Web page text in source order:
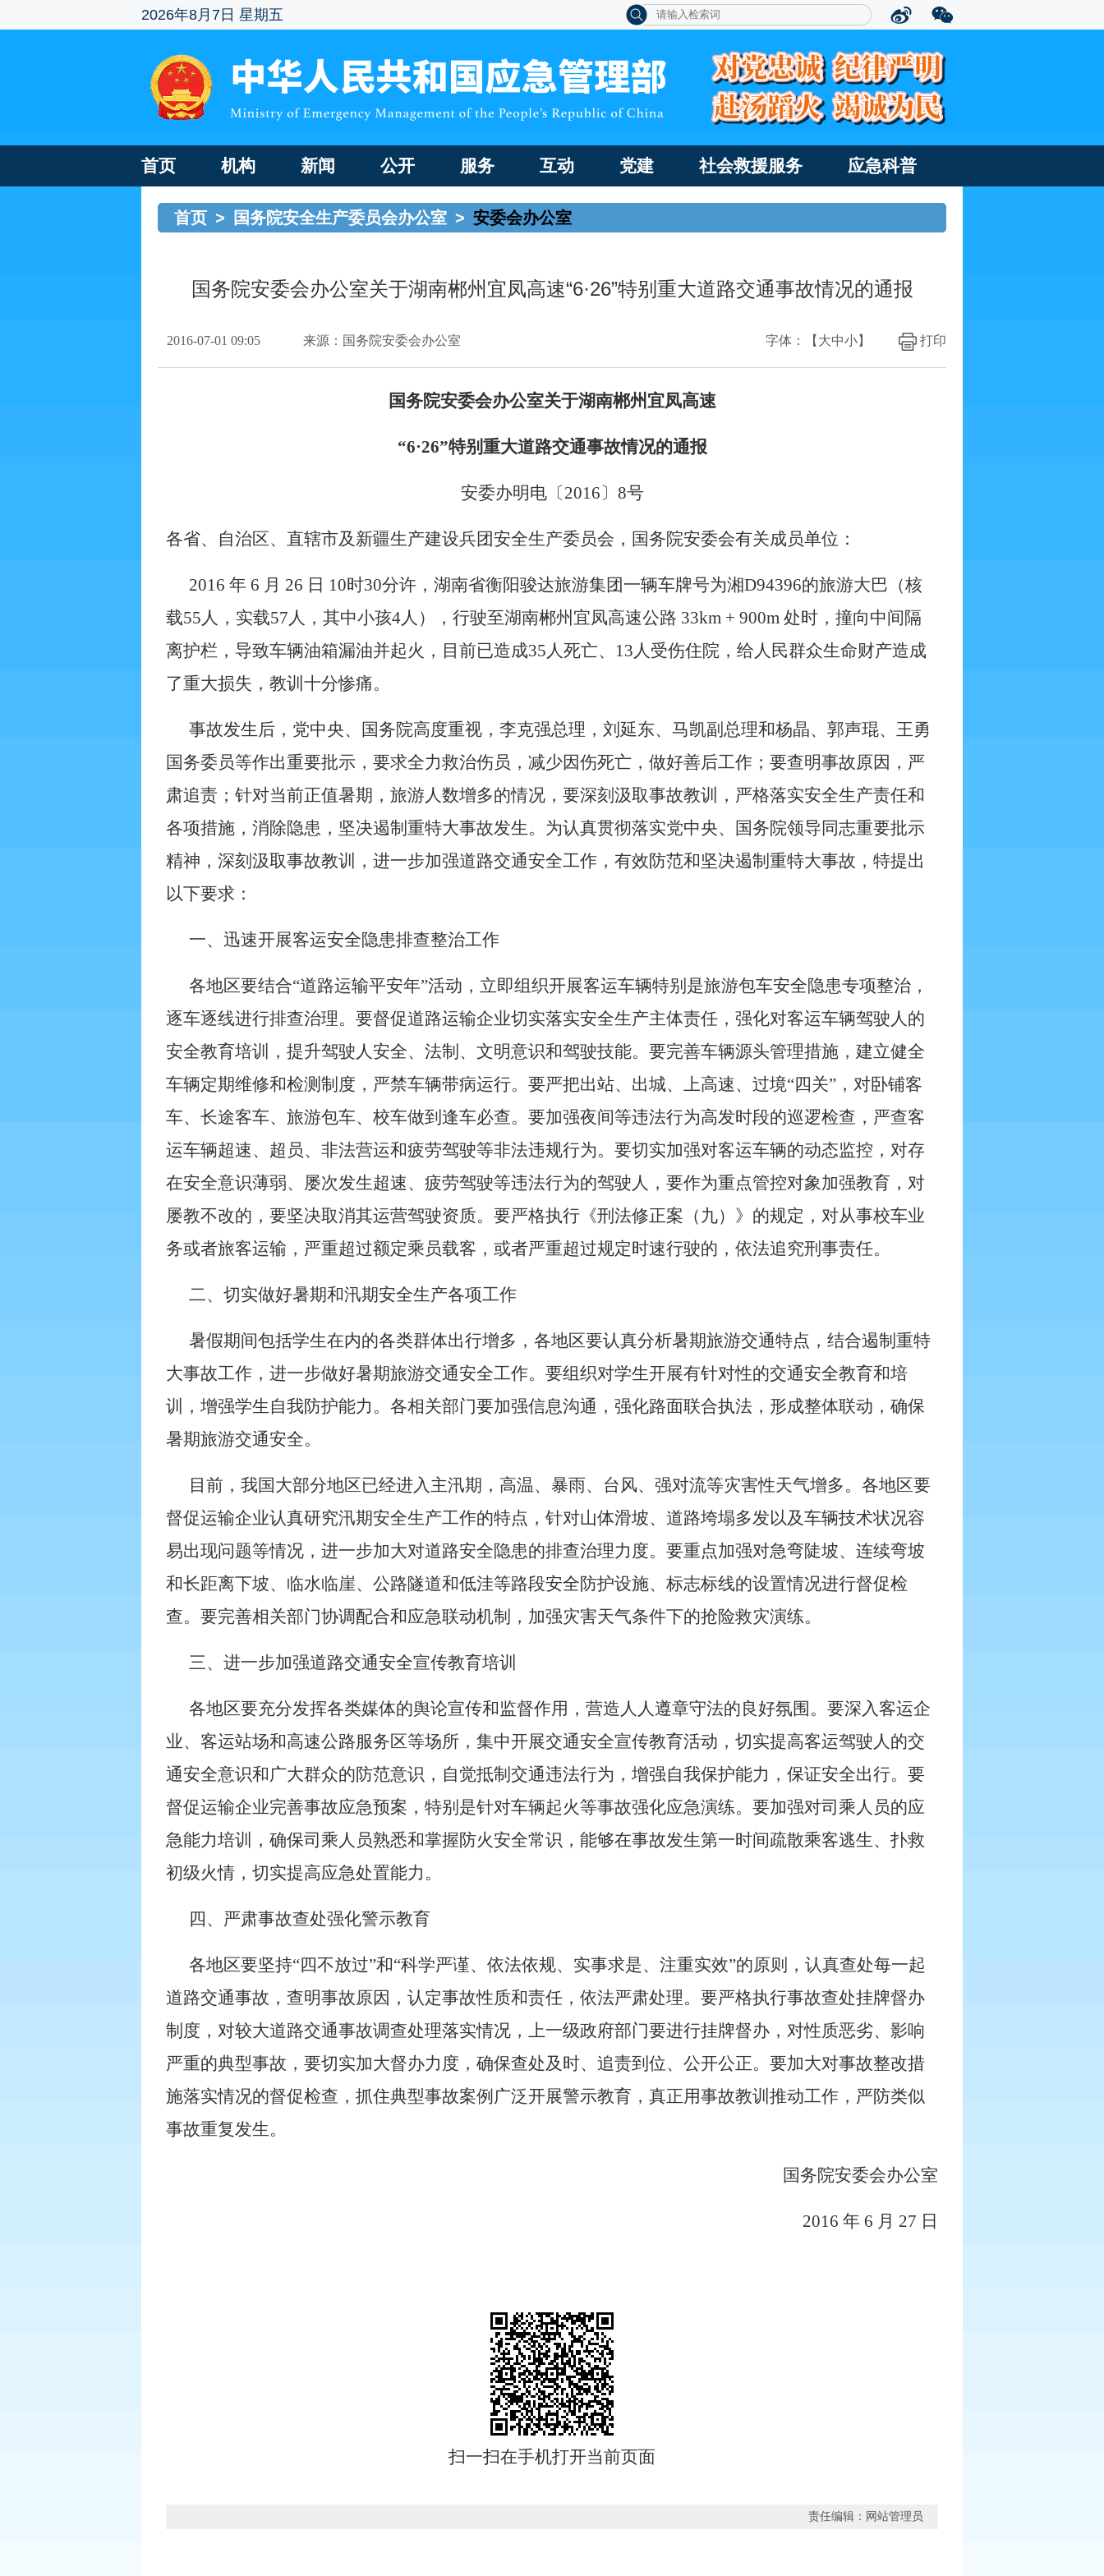
2026年8月7日 星期五
首页 机构 新闻 公开 服务 互动 党建 社会救援服务 应急科普
首页 > 国务院安全生产委员会办公室 > 安委会办公室
国务院安委会办公室关于湖南郴州宜凤高速“6·26”特别重大道路交通事故情况的通报
2016-07-01 09:05 来源：国务院安委会办公室 打印
字体：【 大中小】
国务院安委会办公室关于湖南郴州宜凤高速
“6·26”特别重大道路交通事故情况的通报
安委办明电〔2016〕 8号
各省、自治区、直辖市及新疆生产建设兵团安全生产委员会，国务院安委会有关成员单位：
2016 年 6 月 26 日 10时30分许，湖南省衡阳骏达旅游集团一辆车牌号为湘D94396的旅游大巴（核
载55人，实载57人，其中小孩4人），行驶至湖南郴州宜凤高速公路 33km + 900m 处时，撞向中间隔
离护栏，导致车辆油箱漏油并起火，目前已造成35人死亡、 13人受伤住院，给人民群众生命财产造成
了重大损失，教训十分惨痛。
事故发生后，党中央、国务院高度重视，李克强总理，刘延东、马凯副总理和杨晶、郭声琨、王勇
国务委员等作出重要批示，要求全力救治伤员，减少因伤死亡，做好善后工作；要查明事故原因，严
肃追责；针对当前正值暑期，旅游人数增多的情况，要深刻汲取事故教训，严格落实安全生产责任和
各项措施，消除隐患，坚决遏制重特大事故发生。为认真贯彻落实党中央、国务院领导同志重要批示
精神，深刻汲取事故教训，进一步加强道路交通安全工作，有效防范和坚决遏制重特大事故，特提出
以下要求：
一、迅速开展客运安全隐患排查整治工作
各地区要结合“道路运输平安年”活动，立即组织开展客运车辆特别是旅游包车安全隐患专项整治，
逐车逐线进行排查治理。要督促道路运输企业切实落实安全生产主体责任，强化对客运车辆驾驶人的
安全教育培训，提升驾驶人安全、法制、文明意识和驾驶技能。要完善车辆源头管理措施，建立健全
车辆定期维修和检测制度，严禁车辆带病运行。要严把出站、出城、上高速、过境“四关”，对卧铺客
车、长途客车、旅游包车、校车做到逢车必查。要加强夜间等违法行为高发时段的巡逻检查，严查客
运车辆超速、超员、非法营运和疲劳驾驶等非法违规行为。要切实加强对客运车辆的动态监控，对存
在安全意识薄弱、屡次发生超速、疲劳驾驶等违法行为的驾驶人，要作为重点管控对象加强教育，对
屡教不改的，要坚决取消其运营驾驶资质。要严格执行《刑法修正案（九）》的规定，对从事校车业
务或者旅客运输，严重超过额定乘员载客，或者严重超过规定时速行驶的，依法追究刑事责任。
二、切实做好暑期和汛期安全生产各项工作
暑假期间包括学生在内的各类群体出行增多，各地区要认真分析暑期旅游交通特点，结合遏制重特
大事故工作，进一步做好暑期旅游交通安全工作。要组织对学生开展有针对性的交通安全教育和培
训，增强学生自我防护能力。各相关部门要加强信息沟通，强化路面联合执法，形成整体联动，确保
暑期旅游交通安全。
目前，我国大部分地区已经进入主汛期，高温、暴雨、台风、强对流等灾害性天气增多。各地区要
督促运输企业认真研究汛期安全生产工作的特点，针对山体滑坡、道路垮塌多发以及车辆技术状况容
易出现问题等情况，进一步加大对道路安全隐患的排查治理力度。要重点加强对急弯陡坡、连续弯坡
和长距离下坡、临水临崖、公路隧道和低洼等路段安全防护设施、标志标线的设置情况进行督促检
查。要完善相关部门协调配合和应急联动机制，加强灾害天气条件下的抢险救灾演练。
三、进一步加强道路交通安全宣传教育培训
各地区要充分发挥各类媒体的舆论宣传和监督作用，营造人人遵章守法的良好氛围。要深入客运企
业、客运站场和高速公路服务区等场所，集中开展交通安全宣传教育活动，切实提高客运驾驶人的交
通安全意识和广大群众的防范意识，自觉抵制交通违法行为，增强自我保护能力，保证安全出行。要
督促运输企业完善事故应急预案，特别是针对车辆起火等事故强化应急演练。要加强对司乘人员的应
急能力培训，确保司乘人员熟悉和掌握防火安全常识，能够在事故发生第一时间疏散乘客逃生、扑救
初级火情，切实提高应急处置能力。
四、严肃事故查处强化警示教育
各地区要坚持“四不放过”和“科学严谨、依法依规、实事求是、注重实效”的原则，认真查处每一起
道路交通事故，查明事故原因，认定事故性质和责任，依法严肃处理。要严格执行事故查处挂牌督办
制度，对较大道路交通事故调查处理落实情况，上一级政府部门要进行挂牌督办，对性质恶劣、影响
严重的典型事故，要切实加大督办力度，确保查处及时、追责到位、公开公正。要加大对事故整改措
施落实情况的督促检查，抓住典型事故案例广泛开展警示教育，真正用事故教训推动工作，严防类似
事故重复发生。
国务院安委会办公室
2016 年 6 月 27 日
扫一扫在手机打开当前页面
责任编辑：网站管理员